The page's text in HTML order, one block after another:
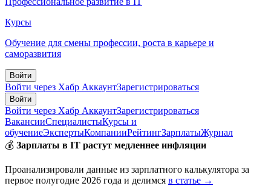
Курсы
Обучение для смены профессии, роста в карьере и
саморазвития
Войти
Войти через Хабр АккаунтЗарегистрироваться
Войти
Войти через Хабр АккаунтЗарегистрироваться
ВакансииСпециалистыКурсы и
обучениеЭкспертыКомпанииРейтингЗарплатыЖурнал
💰 Зарплаты в IT растут медленнее инфляции
Проанализировали данные из зарплатного калькулятора за
первое полугодие 2026 года и делимся в статье →